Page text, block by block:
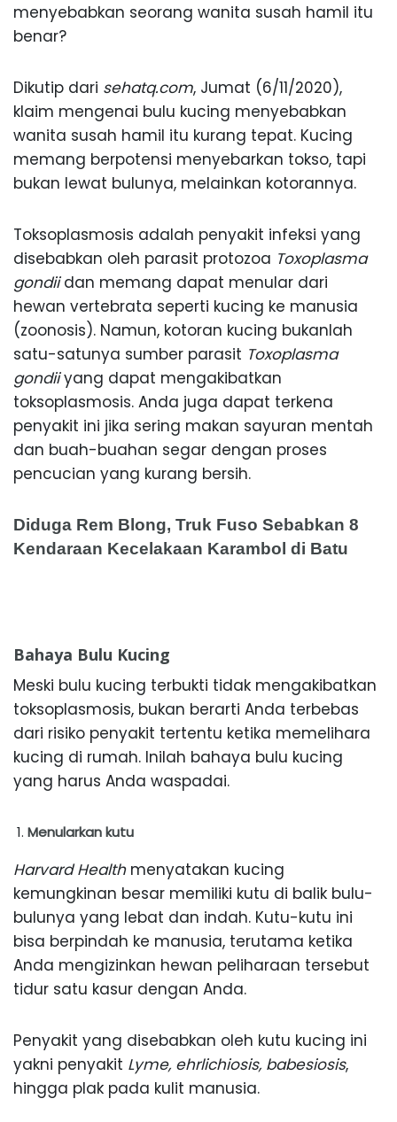
menyebabkan seorang wanita susah hamil itu
benar?
Dikutip dari sehatq.com, Jumat (6/11/2020),
klaim mengenai bulu kucing menyebabkan
wanita susah hamil itu kurang tepat. Kucing
memang berpotensi menyebarkan tokso, tapi
bukan lewat bulunya, melainkan kotorannya.
Toksoplasmosis adalah penyakit infeksi yang
disebabkan oleh parasit protozoa Toxoplasma
gondiidan memang dapat menular dari
hewan vertebrata seperti kucing ke manusia
(zoonosis). Namun, kotoran kucing bukanlah
satu-satunya sumber parasit Toxoplasma
gondiiyang dapat mengakibatkan
toksoplasmosis. Anda juga dapat terkena
penyakit ini jika sering makan sayuran mentah
dan buah-buahan segar dengan proses
pencucian yang kurang bersih.
Diduga Rem Blong, Truk Fuso Sebabkan 8
Kendaraan Kecelakaan Karambol di Batu
Bahaya Bulu Kucing
Meski bulu kucing terbukti tidak mengakibatkan
toksoplasmosis, bukan berarti Anda terbebas
dari risiko penyakit tertentu ketika memelihara
kucing di rumah. Inilah bahaya bulu kucing
yang harus Anda waspadai.
Menularkan kutu
Harvard Healthmenyatakan kucing
kemungkinan besar memiliki kutu di balik bulu-
bulunya yang lebat dan indah. Kutu-kutu ini
bisa berpindah ke manusia, terutama ketika
Anda mengizinkan hewan peliharaan tersebut
tidur satu kasur dengan Anda.
Penyakit yang disebabkan oleh kutu kucing ini
yakni penyakit Lyme, ehrlichiosis, babesiosis,
hingga plak pada kulit manusia.